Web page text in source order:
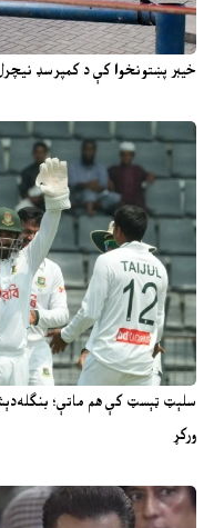
خیبر پښتونخوا کې د کمپرسډ
سلېټ ټېسټ کې هم ماتې؛
ورکړ